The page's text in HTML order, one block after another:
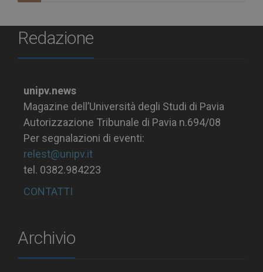
Redazione
unipv.news
Magazine dell’Università degli Studi di Pavia
Autorizzazione Tribunale di Pavia n.694/08
Per segnalazioni di eventi:
relest@unipv.it
tel. 0382.984223
CONTATTI
Archivio